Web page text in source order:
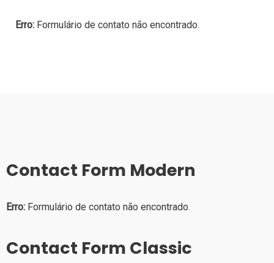
Erro: Formulário de contato não encontrado.
Contact Form Modern
Erro: Formulário de contato não encontrado.
Contact Form Classic